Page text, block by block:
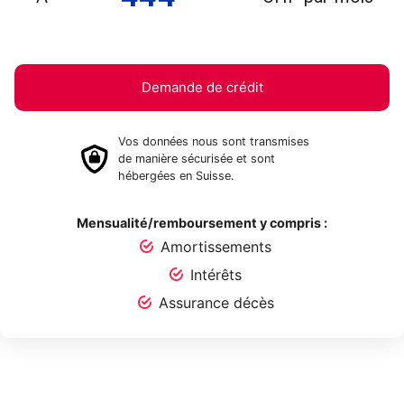
Vos données nous sont transmises
de manière sécurisée et sont
hébergées en Suisse.
Mensualité/remboursement y compris :
Amortissements
Intérêts
Assurance décès